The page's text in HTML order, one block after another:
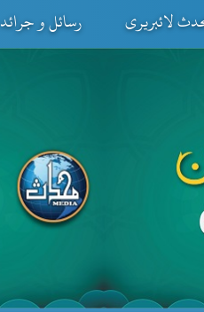
لائبریری رسائل و جرائد